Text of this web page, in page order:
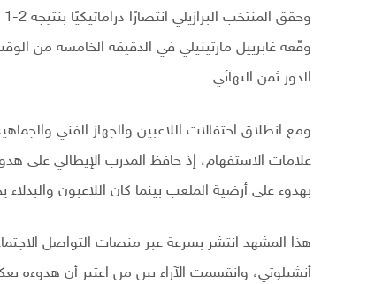
الدور ثمن النهائي.
ومع انطلاق احتفالات اللاعبين والجهاز الفني
علامات الاستفهام، إذ حافظ المدرب الإيطالي على
بهدوء على أرضية الملعب بينما كان اللاعبون
هذا المشهد انتشر بسرعة عبر منصات التواصل
أنشيلوتي، وانقسمت الآراء بين من اعتبر أن هدوءه